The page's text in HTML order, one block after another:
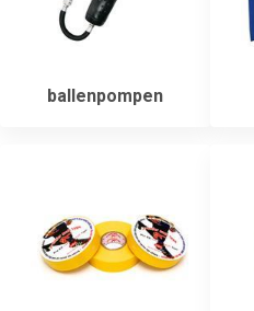
ballenpompen